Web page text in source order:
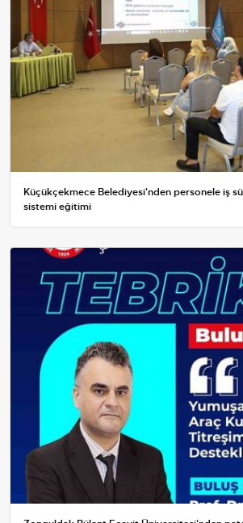
Küçükçekmece Belediyesi'nden personele iş
sistemi eğitimi